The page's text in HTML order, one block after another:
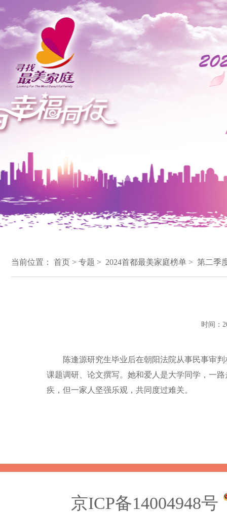
当前位置： 首页> 专题 > 2024首都最美家庭榜单 > 第二季
时间：
陈逢源研究生毕业后在朝阳法院从事民事审判
课题调研、论文撰写。她和爱人是大学同学，一
疾，但一家人坚强乐观，共同度过难关。
京ICP备14004948号